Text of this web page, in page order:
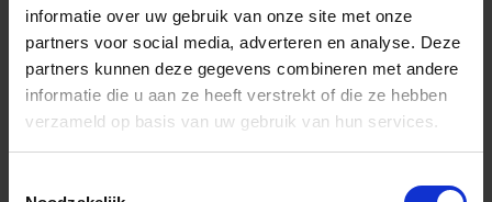
informatie over uw gebruik van onze site met onze
partners voor social media, adverteren en analyse. Deze
partners kunnen deze gegevens combineren met andere
informatie die u aan ze heeft verstrekt of die ze hebben
verzameld op basis van uw gebruik van hun services.
Wil je graag een afspraak?
Onze verkoopspecialisten staan graag voor je klaar:
Di – Vr 09.00 – 18.00
Za 10.00 – 15.00